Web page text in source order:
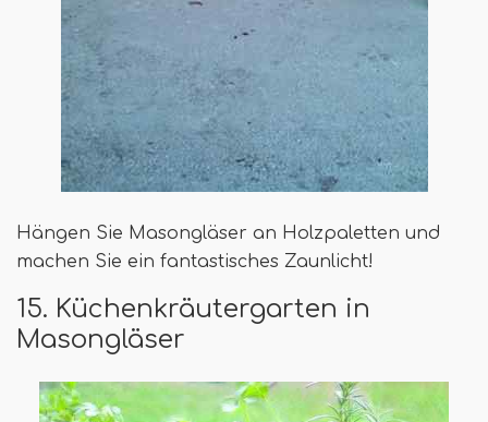
Hängen Sie Masongläser an Holzpaletten und
machen Sie ein fantastisches Zaunlicht!
15. Küchenkräutergarten in
Masongläser